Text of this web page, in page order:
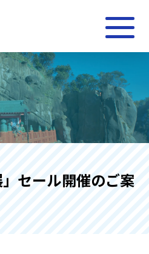
」セール開催のご案